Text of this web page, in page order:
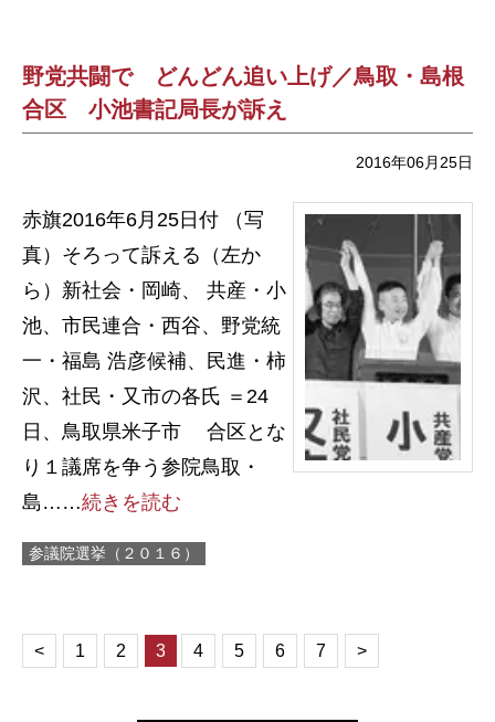
野党共闘で どんどん追い上げ／鳥取・島根
合区 小池書記局長が訴え
2016年06月25日
赤旗2016年6月25日付 （写
真）そろって訴える（左か
ら）新社会・岡崎、 共産・小
池、市民連合・西谷、野党統
一・福島 浩彦候補、民進・柿
沢、社民・又市の各氏 ＝24
日、鳥取県米子市 合区とな
り１議席を争う参院鳥取・
島……続きを読む
参議院選挙（２０１６）
< 1 2 3 4 5 6 7 >